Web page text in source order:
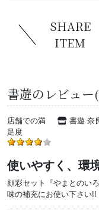
SHARE
ITEM
書遊のレビュー
店舗での満
足度
書遊 奈
使いやすく、環
顔彩セット『やまとのい
味の補充にお使い下さい!!